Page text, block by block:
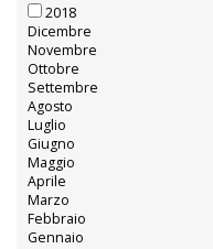
2018
Dicembre
Novembre
Ottobre
Settembre
Agosto
Luglio
Giugno
Maggio
Aprile
Marzo
Febbraio
Gennaio